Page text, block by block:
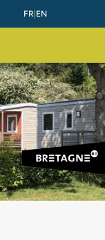
FR EN